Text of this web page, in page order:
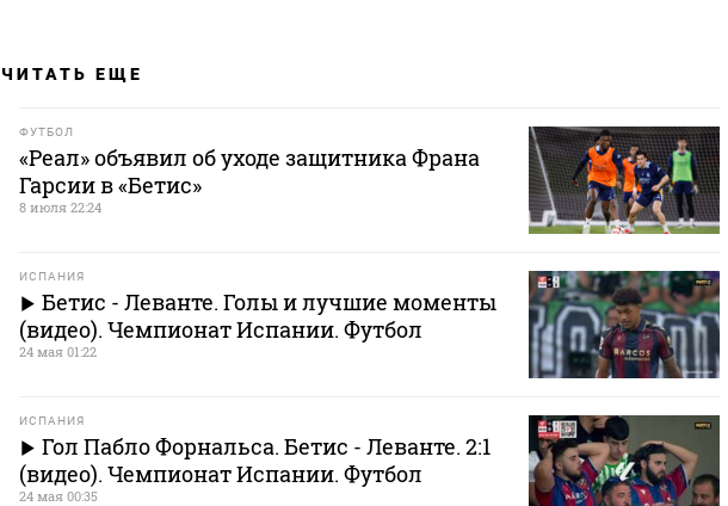
ЧИТАТЬ ЕЩЕ
ФУТБОЛ
«Реал» объявил об уходе защитника Франа
Гарсии в «Бетис»
8 июля 22:24
ИСПАНИЯ
Бетис - Леванте. Голы и лучшие моменты
(видео). Чемпионат Испании. Футбол
24 мая 01:22
ИСПАНИЯ
Гол Пабло Форнальса. Бетис - Леванте. 2:1
(видео). Чемпионат Испании. Футбол
24 мая 00:35